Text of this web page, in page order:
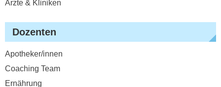
Ärzte & Kliniken
Dozenten
Apotheker/innen
Coaching Team
Ernährung